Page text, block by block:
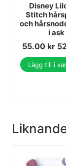
Disney
Stitch
och
i ask
55.00kr
Lägg till i